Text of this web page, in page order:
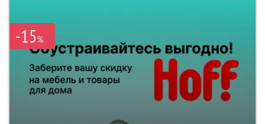
-15%